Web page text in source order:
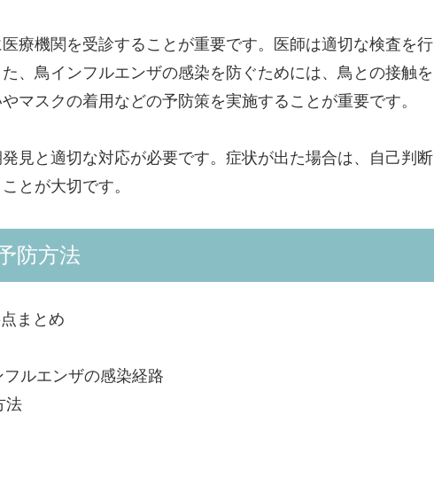
療機関を受診することが重要です。医師は適切な検査を行
、鳥インフルエンザの感染を防ぐためには、鳥との接触を
マスクの着用などの予防策を実施することが重要です。
見と適切な対応が必要です。症状が出た場合は、自己判断
とが大切です。
防方法